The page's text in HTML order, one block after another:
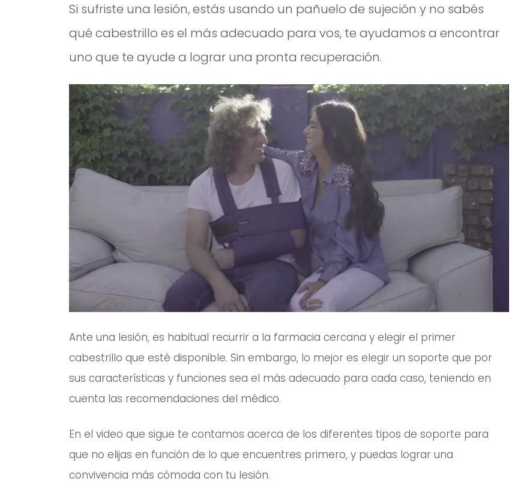
Si sufriste una lesión, estás usando un pañuelo de sujeción y no sabés
qué cabestrillo es el más adecuado para vos, te ayudamos a encontrar
uno que te ayude a lograr una pronta recuperación.
Ante una lesión, es habitual recurrir a la farmacia cercana y elegir el primer
cabestrillo que esté disponible. Sin embargo, lo mejor es elegir un soporte que por
sus características y funciones sea el más adecuado para cada caso, teniendo en
cuenta las recomendaciones del médico.
En el video que sigue te contamos acerca de los diferentes tipos de soporte para
que no elijas en función de lo que encuentres primero, y puedas lograr una
convivencia más cómoda con tu lesión.